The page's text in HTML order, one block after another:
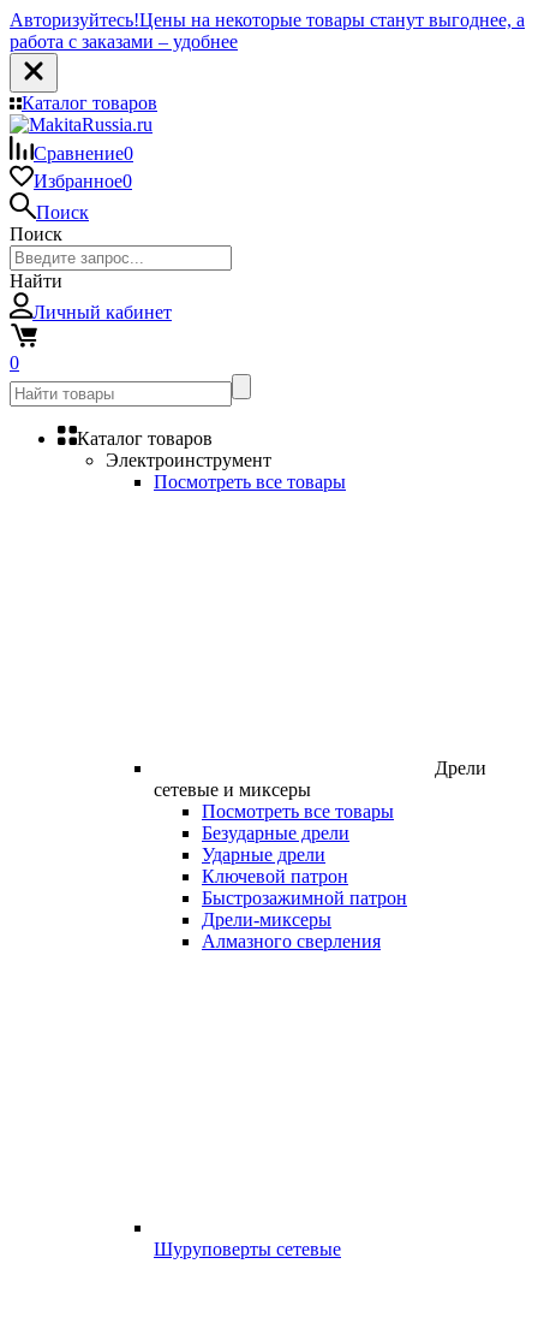
Авторизуйтесь!Цены на некоторые товары станут выгоднее, а
работа с заказами – удобнее
Каталог товаров
Сравнение0
Избранное0
Поиск
Поиск
Найти
Личный кабинет
0
Каталог товаров
Электроинструмент
Посмотреть все товары
Дрели
сетевые и миксеры
Посмотреть все товары
Безударные дрели
Ударные дрели
Ключевой патрон
Быстрозажимной патрон
Дрели-миксеры
Алмазного сверления
Шуруповерты сетевые